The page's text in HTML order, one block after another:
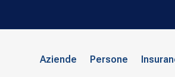
Aziende Persone